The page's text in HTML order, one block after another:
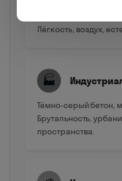
Лёгкость, воздух,
🏭
Тёмно-серый бетон,
Брутальность,
пространства.